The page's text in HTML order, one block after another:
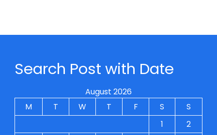
Search Post with Date
August 2026
M
T W T F S
S
1
2